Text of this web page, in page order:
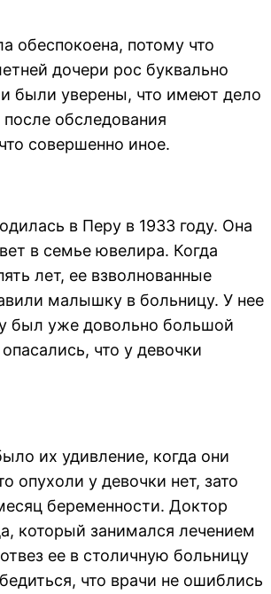
обеспокоена, потому что
дочери рос буквально
были уверены, что имеют дело
обследования
совершенно иное.
в Перу в 1933 году. Она
в семье ювелира. Когда
лет, ее взволнованные
малышку в больницу. У нее
был уже довольно большой
что у девочки
их удивление, когда они
опухоли у девочки нет, зато
беременности. Доктор
который занимался лечением
ее в столичную больницу
что врачи не ошиблись